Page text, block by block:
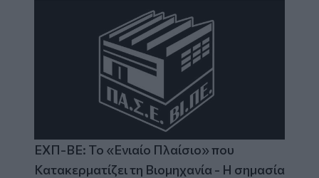
ΕΧΠ-ΒΕ: Το «Ενιαίο Πλαίσιο» που
Κατακερματίζει τη Βιομηχανία - Η σημασία